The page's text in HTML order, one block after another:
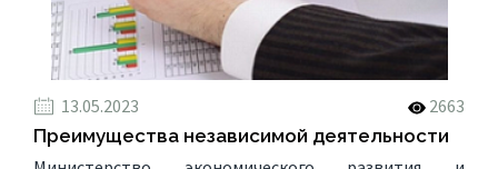
13.05.2023
2663
Преимущества независимой деятельности